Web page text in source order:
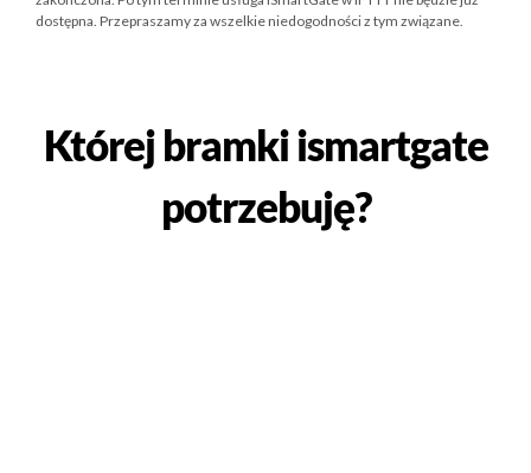
dostępna. Przepraszamy za wszelkie niedogodności z tym związane.
Której bramki ismartgate
potrzebuję?